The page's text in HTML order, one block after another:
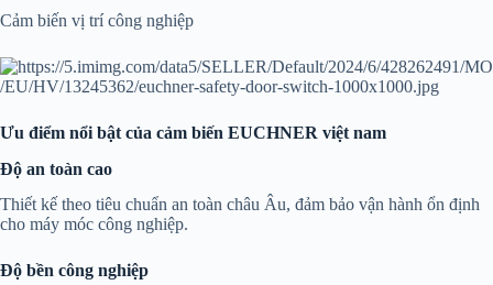
Cảm biến vị trí công nghiệp
Ưu điểm nổi bật của cảm biến EUCHNER việt nam
Độ an toàn cao
Thiết kế theo tiêu chuẩn an toàn châu Âu, đảm bảo vận hành ổn định
cho máy móc công nghiệp.
Độ bền công nghiệp